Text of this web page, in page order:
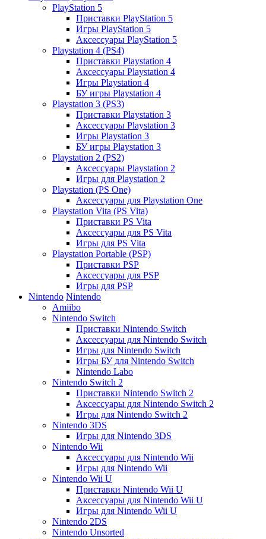
PlayStation 5
Приставки PlayStation 5
Игры PlayStation 5
Аксессуары PlayStation 5
Playstation 4 (PS4)
Приставки Playstation 4
Аксессуары Playstation 4
Игры Playstation 4
БУ игры Playstation 4
Playstation 3 (PS3)
Приставки Playstation 3
Аксессуары Playstation 3
Игры Playstation 3
БУ игры Playstation 3
Playstation 2 (PS2)
Аксессуары Playstation 2
Игры для Playstation 2
Playstation (PS One)
Аксессуары для Playstation One
Playstation Vita (PS Vita)
Приставки PS Vita
Аксессуары для PS Vita
Игры для PS Vita
Playstation Portable (PSP)
Приставки PSP
Аксессуары для PSP
Игры для PSP
Nintendo Nintendo
Amiibo
Nintendo Switch
Приставки Nintendo Switch
Аксессуары для Nintendo Switch
Игры для Nintendo Switch
Игры БУ для Nintendo Switch
Nintendo Labo
Nintendo Switch 2
Приставки Nintendo Switch 2
Аксессуары для Nintendo Switch 2
Игры для Nintendo Switch 2
Nintendo 3DS
Игры для Nintendo 3DS
Nintendo Wii
Аксессуары для Nintendo Wii
Игры для Nintendo Wii
Nintendo Wii U
Приставки Nintendo Wii U
Аксессуары для Nintendo Wii U
Игры для Nintendo Wii U
Nintendo 2DS
Nintendo Unsorted